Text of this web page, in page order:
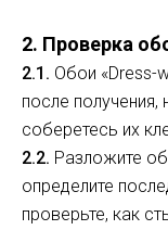
2. Проверка
2.1. Обои «Dress-
после получения,
соберетесь их
2.2. Разложите
определите
проверьте, как